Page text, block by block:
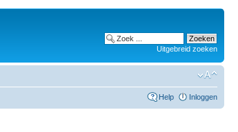
Uitgebreid zoeken
Help Inloggen